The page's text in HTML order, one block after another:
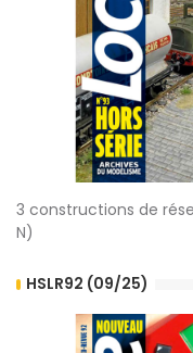
3 constructions de
N)
HSLR92 (09/25)